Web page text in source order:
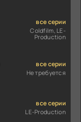
все серии
Coldfilm, LE-
Production
все серии
Не требуется
все серии
LE-Production